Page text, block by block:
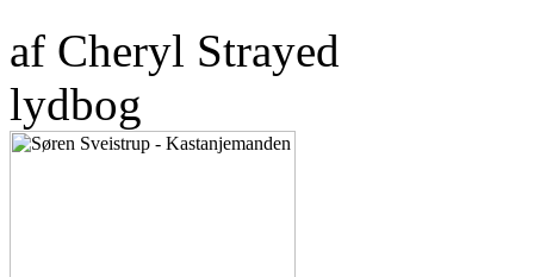
af Cheryl Strayed
lydbog